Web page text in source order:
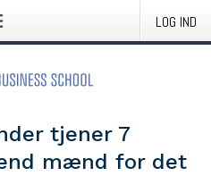
LOG IND
tjener 7
mænd for det